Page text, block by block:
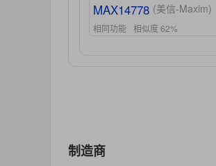
MAX14778 (美信-Maxim)
相同功能 相似度 62%
MAX14760
制造商